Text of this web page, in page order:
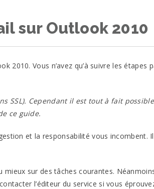
sur Outlook 2010
Vous n’avez qu’à suivre les étapes
SSL). Cependant il est tout à fait
ce guide.
et la responsabilité vous incombent.
sur des tâches courantes.
l’éditeur du service si vous